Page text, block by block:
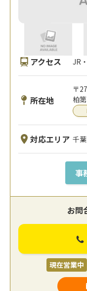
アクセス JR
所在地
〒
柏
対応エリア 千
事
お問
現在営業中